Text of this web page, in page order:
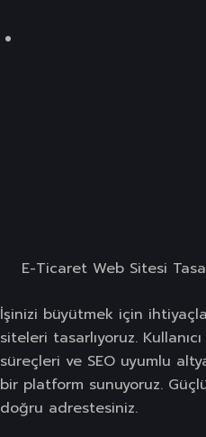
E-Ticaret Web Sitesi
İşinizi büyütmek için
siteleri tasarlıyoruz.
süreçleri ve SEO uyumlu
bir platform sunuyoruz.
doğru adrestesiniz.